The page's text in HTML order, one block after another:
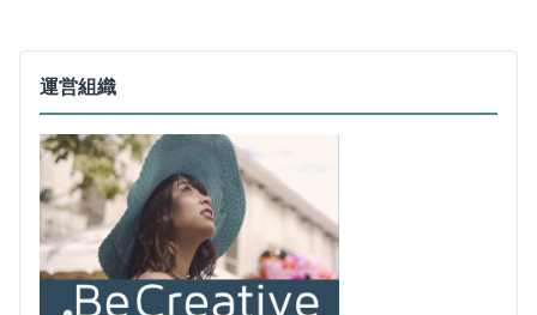
運営組織